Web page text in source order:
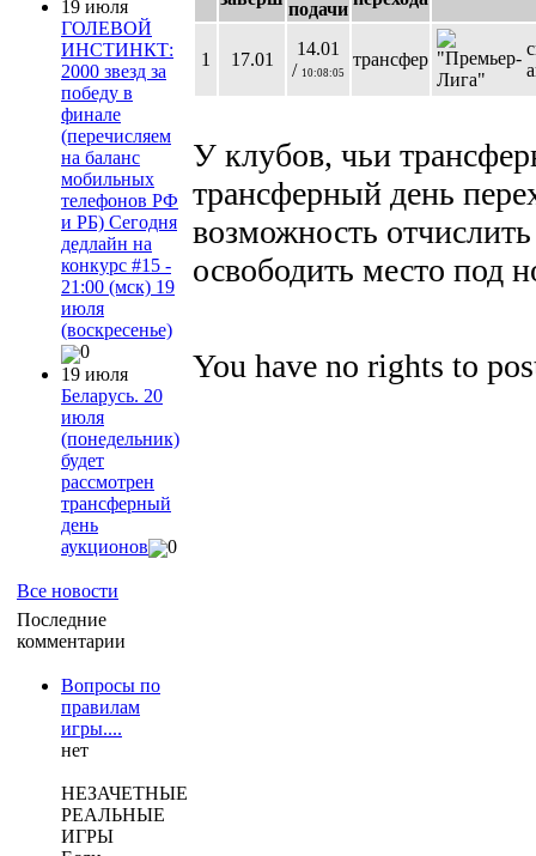
19 июля
ГОЛЕВОЙ
ИНСТИНКТ:
2000 звезд за
победу в
финале
(перечисляем
на баланс
мобильных
телефонов РФ
и РБ) Сегодня
дедлайн на
конкурс #15 -
21:00 (мск) 19
июля
(воскресенье)
0
19 июля
Беларусь. 20
июля
(понедельник)
будет
рассмотрен
трансферный
день
аукционов
0
Все новости
Последние
комментарии
Вопросы по
правилам
игры....
нет
НЕЗАЧЕТНЫЕ
РЕАЛЬНЫЕ
ИГРЫ
подачи
1 17.01
14.01
/ 10:08:05
трансфер
У клубов, чьи
трансферный день
возможность
освободить место под
You have no rights to